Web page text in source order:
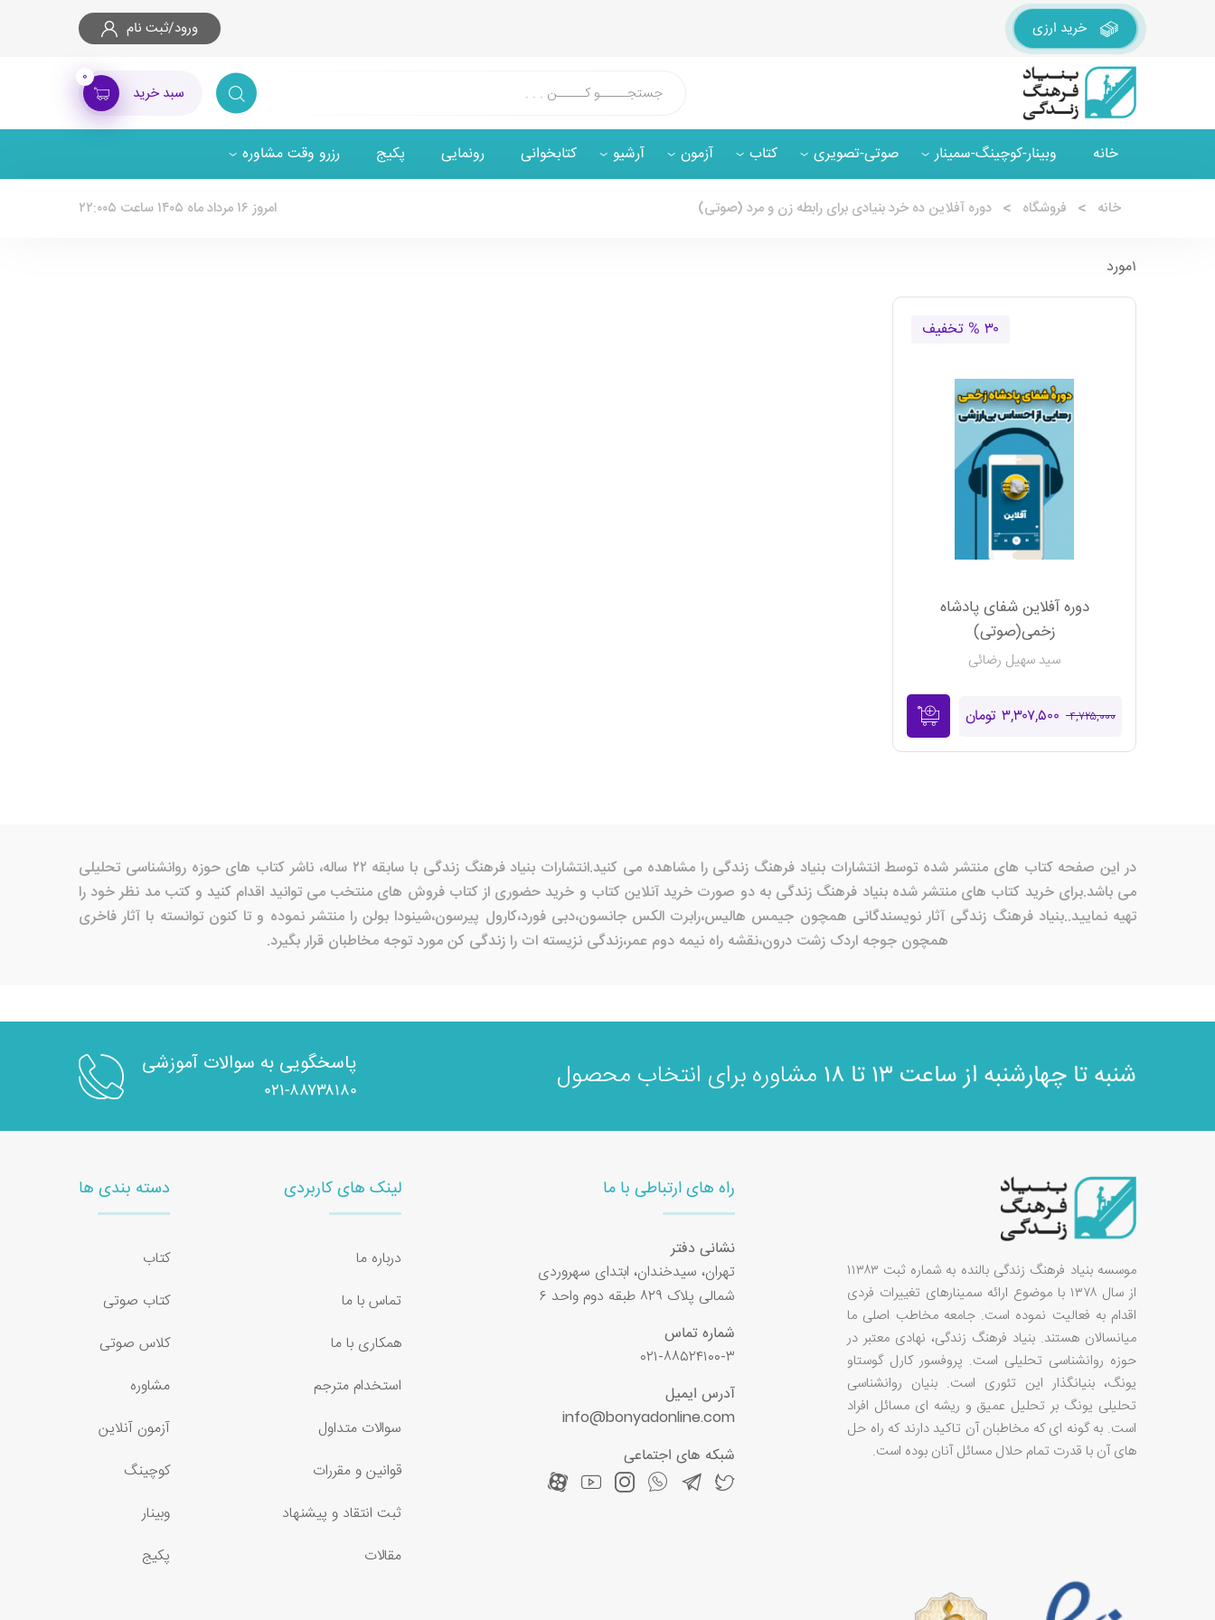
خرید ارزی ورود/ثبت نام
سبد خرید
۰
خانه وبینار-کوچینگ-سمینار صوتی-تصویری کتاب آزمون آرشیو کتابخوانی رونمایی پکیج رزرو وقت مشاوره
خانه فروشگاه دوره آفلاین ده خرد بنیادی برای رابطه زن و مرد (صوتی) امروز ۱۶ مرداد ماه ۱۴۰۵ ساعت ۲۲:۰۰۵
۱مورد
۳۰ % تخفیف
دوره آفلاین شفای پادشاه
زخمی(صوتی)
سید سهیل رضائی
۴,۷۲۵,۰۰۰ ۳,۳۰۷,۵۰۰ تومان
در این صفحه کتاب های منتشر شده توسط انتشارات بنیاد فرهنگ زندگی را مشاهده می کنید.انتشارات بنیاد فرهنگ زندگی با سابقه ۲۲ ساله، ناشر کتاب های حوزه روانشناسی تحلیلی
می باشد.برای خرید کتاب های منتشر شده بنیاد فرهنگ زندگی به دو صورت خرید آنلاین کتاب و خرید حضوری از کتاب فروش های منتخب می توانید اقدام کنید و کتب مد نظر خود را
تهیه نمایید..بنیاد فرهنگ زندگی آثار نویسندگانی همچون جیمس هالیس،رابرت الکس جانسون،دبی فورد،کارول پیرسون،شینودا بولن را منتشر نموده و تا کنون توانسته با آثار فاخری
همچون جوجه اردک زشت درون،نقشه راه نیمه دوم عمر،زندگی نزیسته ات را زندگی کن مورد توجه مخاطبان قرار بگیرد.
شنبه تا چهارشنبه از ساعت ۱۳ تا ۱۸ مشاوره برای انتخاب محصول پاسخگویی به سوالات آموزشی
۰۲۱-۸۸۷۳۸۱۸۰
موسسه بنیاد فرهنگ زندگی بالنده به شماره ثبت ۱۱۳۸۳
از سال ۱۳۷۸ با موضوع ارائه سمینارهای تغییرات فردی
اقدام به فعالیت نموده است. جامعه مخاطب اصلی ما
میانسالان هستند. بنیاد فرهنگ زندگی، نهادی معتبر در
حوزه روانشناسی تحلیلی است. پروفسور کارل گوستاو
یونگ، بنیانگذار این تئوری است. بنیان روانشناسی
تحلیلی یونگ بر تحلیل عمیق و ریشه ای مسائل افراد
است. به گونه ای که مخاطبان آن تاکید دارند که راه حل
های آن با قدرت تمام حلال مسائل آنان بوده است.
راه های ارتباطی با ما
نشانی دفتر
تهران، سیدخندان، ابتدای سهروردی
شمالی پلاک ۸۲۹ طبقه دوم واحد ۶
شماره تماس
۰۲۱-۸۸۵۲۴۱۰۰-۳
آدرس ایمیل
info@bonyadonline.com
شبکه های اجتماعی
لینک های کاربردی
درباره ما
تماس با ما
همکاری با ما
استخدام مترجم
سوالات متداول
قوانین و مقررات
ثبت انتقاد و پیشنهاد
مقالات
دسته بندی ها
کتاب
کتاب صوتی
کلاس صوتی
مشاوره
آزمون آنلاین
کوچینگ
وبینار
پکیج